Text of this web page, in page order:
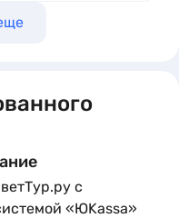
с
«ЮKassa»